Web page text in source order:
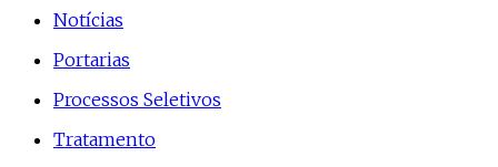
Notícias
Portarias
Processos Seletivos
Tratamento